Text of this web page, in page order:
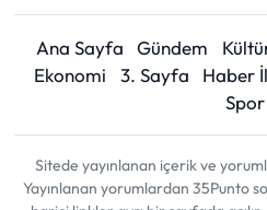
Ana Sayfa Gündem
Ekonomi
3. Sayfa Haber
Spor
Sitede yayınlanan içerik ve
Yayınlanan yorumlardan 35Punto